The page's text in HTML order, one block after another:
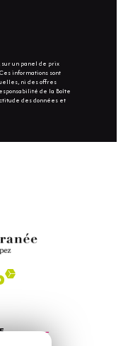
sur un panel de prix
informations sont
ni des offres
de la Boîte
des données et